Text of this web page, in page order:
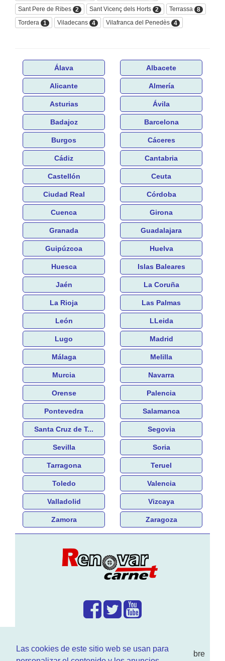
Las cookies de este sitio web se usan para
Sant Pere de Ribes 2 Sant Vicenç dels Horts 2 Terrassa
8
Tordera
1 Viladecans 4 Vilafranca del Penedès 4
Álava Albacete
Alicante Almería
Asturias Ávila
Badajoz Barcelona
Burgos Cáceres
Cádiz Cantabria
Castellón Ceuta
Ciudad Real Córdoba
Cuenca Girona
Granada Guadalajara
Guipúzcoa Huelva
Huesca Islas Baleares
Jaén La Coruña
La Rioja Las Palmas
León LLeida
Lugo Madrid
Málaga Melilla
Murcia Navarra
Orense Palencia
Pontevedra Salamanca
Santa Cruz de T... Segovia
Sevilla Soria
Tarragona Teruel
Toledo Valencia
Valladolid Vizcaya
Zamora Zaragoza
Enwww.RenovarCarnet.comTe contamos sobre